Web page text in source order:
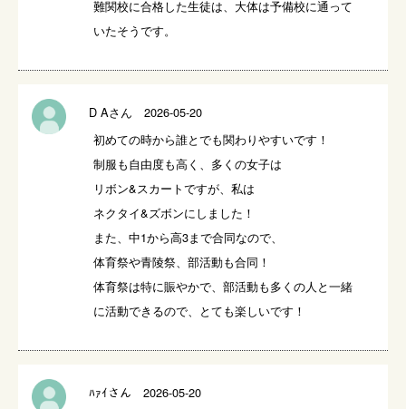
難関校に合格した生徒は、大体は予備校に通って
いたそうです。
D Aさん 2026-05-20
初めての時から誰とでも関わりやすいです！
制服も自由度も高く、多くの女子は
リボン&スカートですが、私は
ネクタイ&ズボンにしました！
また、中1から高3まで合同なので、
体育祭や青陵祭、部活動も合同！
体育祭は特に賑やかで、部活動も多くの人と一緒
に活動できるので、とても楽しいです！
ﾊｧｲさん 2026-05-20